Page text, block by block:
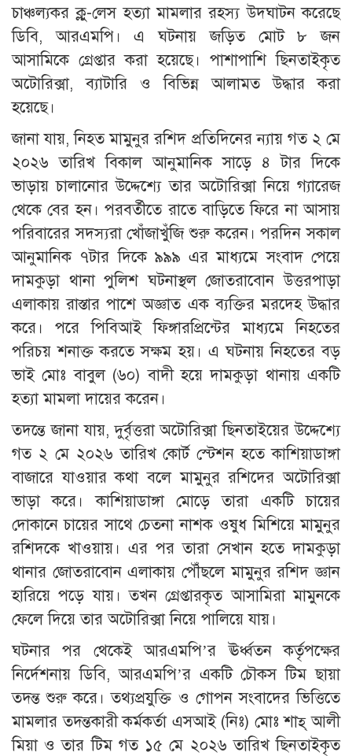
চাঞ্চল্যকর ক্লু-লেস হত্যা মামলার রহস্য উদঘাটন করেছে
ডিবি, আরএমপি। এ ঘটনায় জড়িত মোট ৮ জন
আসামিকে গ্রেপ্তার করা হয়েছে। পাশাপাশি ছিনতাইকৃত
অটোরিক্সা, ব্যাটারি ও বিভিন্ন আলামত উদ্ধার করা
হয়েছে।
জানা যায়, নিহত মামুনুর রশিদ প্রতিদিনের ন্যায় গত ২ মে
২০২৬ তারিখ বিকাল আনুমানিক সাড়ে ৪ টার দিকে
ভাড়ায় চালানোর উদ্দেশ্যে তার অটোরিক্সা নিয়ে গ্যারেজ
থেকে বের হন। পরবর্তীতে রাতে বাড়িতে ফিরে না আসায়
পরিবারের সদস্যরা খোঁজাখুঁজি শুরু করেন। পরদিন সকাল
আনুমানিক ৭টার দিকে ৯৯৯ এর মাধ্যমে সংবাদ পেয়ে
দামকুড়া থানা পুলিশ ঘটনাস্থল জোতরাবোন উত্তরপাড়া
এলাকায় রাস্তার পাশে অজ্ঞাত এক ব্যক্তির মরদেহ উদ্ধার
করে। পরে পিবিআই ফিঙ্গারপ্রিন্টের মাধ্যমে নিহতের
পরিচয় শনাক্ত করতে সক্ষম হয়। এ ঘটনায় নিহতের বড়
ভাই মোঃ বাবুল (৬০) বাদী হয়ে দামকুড়া থানায় একটি
হত্যা মামলা দায়ের করেন।
তদন্তে জানা যায়, দুর্বৃত্তরা অটোরিক্সা ছিনতাইয়ের উদ্দেশ্যে
গত ২ মে ২০২৬ তারিখ কোর্ট স্টেশন হতে কাশিয়াডাঙ্গা
বাজারে যাওয়ার কথা বলে মামুনুর রশিদের অটোরিক্সা
ভাড়া করে। কাশিয়াডাঙ্গা মোড়ে তারা একটি চায়ের
দোকানে চায়ের সাথে চেতনা নাশক ওষুধ মিশিয়ে মামুনুর
রশিদকে খাওয়ায়। এর পর তারা সেখান হতে দামকুড়া
থানার জোতরাবোন এলাকায় পৌঁছলে মামুনুর রশিদ জ্ঞান
হারিয়ে পড়ে যায়। তখন গ্রেপ্তারকৃত আসামিরা মামুনকে
ফেলে দিয়ে তার অটোরিক্সা নিয়ে পালিয়ে যায়।
ঘটনার পর থেকেই আরএমপি’র ঊর্ধ্বতন কর্তৃপক্ষের
নির্দেশনায় ডিবি, আরএমপি’র একটি চৌকস টিম ছায়া
তদন্ত শুরু করে। তথ্যপ্রযুক্তি ও গোপন সংবাদের ভিত্তিতে
মামলার তদন্তকারী কর্মকর্তা এসআই (নিঃ) মোঃ শাহ্ আলী
মিয়া ও তার টিম গত ১৫ মে ২০২৬ তারিখ ছিনতাইকৃত